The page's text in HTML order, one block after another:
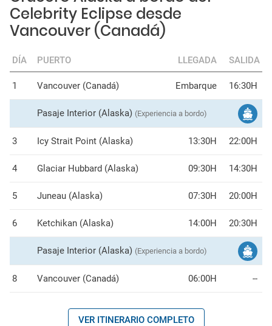
Celebrity Eclipse desde
Vancouver (Canadá)
DÍA PUERTO LLEGADA SALIDA
1 Vancouver (Canadá) Embarque 16:30H
Pasaje Interior (Alaska) (Experiencia a bordo)
3 Icy Strait Point (Alaska) 13:30H 22:00H
4 Glaciar Hubbard (Alaska) 09:30H 14:30H
5 Juneau (Alaska) 07:30H 20:00H
6 Ketchikan (Alaska) 14:00H 20:30H
Pasaje Interior (Alaska) (Experiencia a bordo)
8 Vancouver (Canadá) 06:00H --
VER ITINERARIO COMPLETO